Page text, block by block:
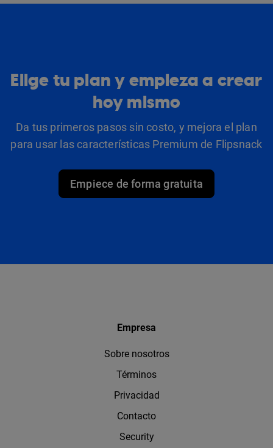
Elige tu plan y empieza a crear
hoy mismo
Da tus primeros pasos sin costo, y mejora el plan
para usar las características Premium de Flipsnack
Empiece de forma gratuita
Empresa
Sobre nosotros
Términos
Privacidad
Contacto
Security